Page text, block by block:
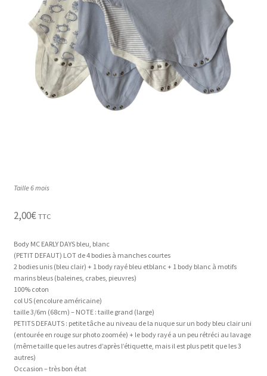
Taille 6 mois
2,00€ TTC
Body MC EARLY DAYS bleu, blanc
(PETIT DEFAUT) LOT de 4 bodies à manches courtes
2 bodies unis (bleu clair) + 1 body rayé bleu etblanc + 1 body blanc à motifs
marins bleus (baleines, crabes, pieuvres)
100% coton
col US (encolure américaine)
taille 3/6m (68cm) – NOTE : taille grand (large)
PETITS DEFAUTS : petite tâche au niveau de la nuque sur un body bleu clair uni
(entourée en rouge sur photo zoomée) + le body rayé a un peu rétréci au lavage
(même taille que les autres d’après l’étiquette, mais il est plus petit que les 3
autres)
Occasion – très bon état